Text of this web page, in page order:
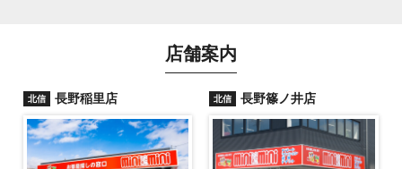
店舗案内
北信 長野稲里店 北信 長野篠ノ井店